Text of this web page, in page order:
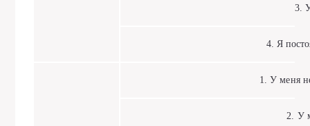
3. У
4. Я
1. У меня не
2. У